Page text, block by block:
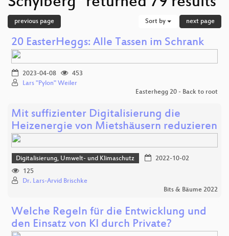
previous page Sort by next page
20 EasterHeggs: Alle Tassen im Schrank
2023-04-08
453
Lars "Pylon" Weiler
Easterhegg 20 - Back to root
Mit suffizienter Digitalisierung die
Heizenergie von Mietshäusern reduzieren
Digitalisierung, Umwelt- und Klimaschutz
2022-10-02
125
Dr. Lars-Arvid Brischke
Bits & Bäume 2022
Welche Regeln für die Entwicklung und
den Einsatz von KI durch Private?